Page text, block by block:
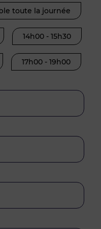
toute la journée
14h00 - 15h30
17h00 - 19h00